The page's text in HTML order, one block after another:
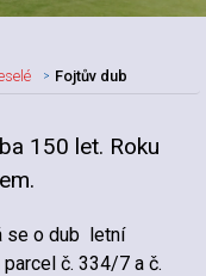
Fojtův dub
150 let. Roku
se o dub letní
č. 334/7 a č.